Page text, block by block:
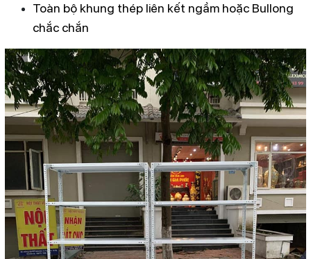
Toàn bộ khung thép liên kết ngầm hoặc Bullong
chắc chắn